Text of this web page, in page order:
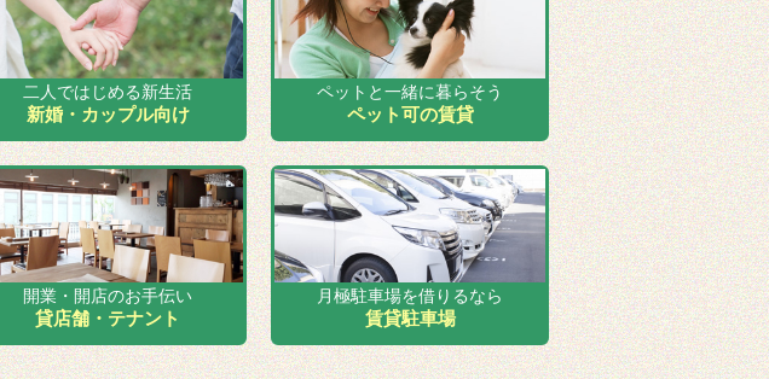
二人ではじめる新生活
新婚・カップル向け
ペットと一緒に暮らそう
ペット可の賃貸
開業・開店のお手伝い
貸店舗・テナント
月極駐車場を借りるなら
賃貸駐車場